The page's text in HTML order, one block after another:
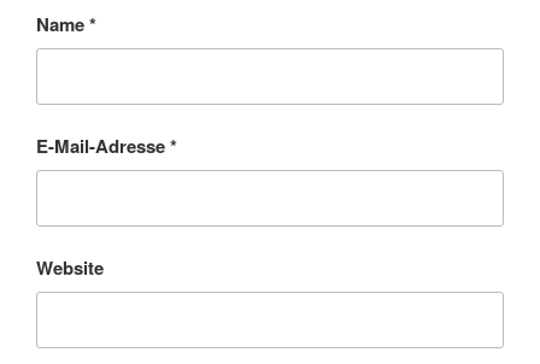
Name*
E-Mail-Adresse*
Website